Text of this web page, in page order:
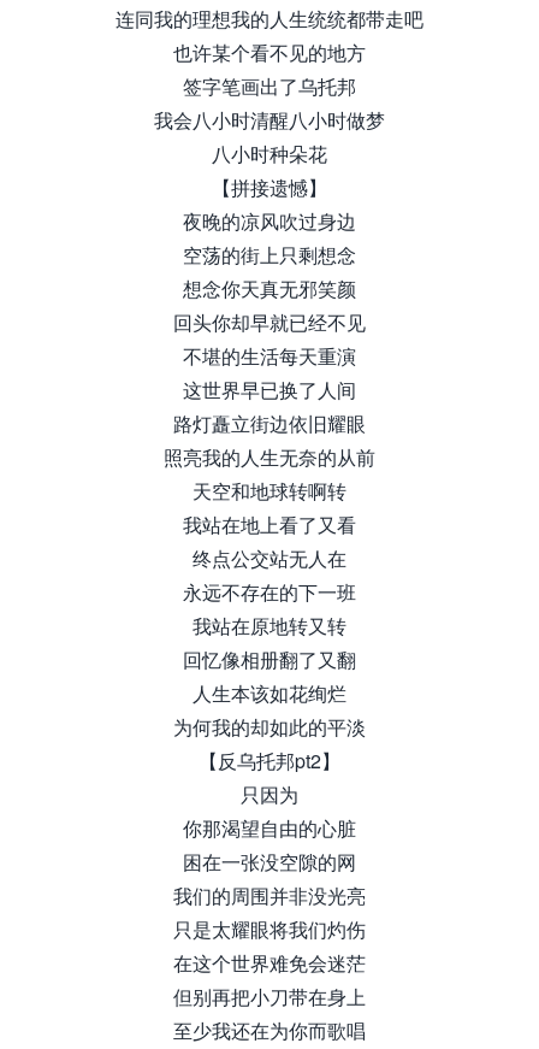
连同我的理想我的人生统统都带走吧
也许某个看不见的地方
签字笔画出了乌托邦
我会八小时清醒八小时做梦
八小时种朵花
【拼接遗憾】
夜晚的凉风吹过身边
空荡的街上只剩想念
想念你天真无邪笑颜
回头你却早就已经不见
不堪的生活每天重演
这世界早已换了人间
路灯矗立街边依旧耀眼
照亮我的人生无奈的从前
天空和地球转啊转
我站在地上看了又看
终点公交站无人在
永远不存在的下一班
我站在原地转又转
回忆像相册翻了又翻
人生本该如花绚烂
为何我的却如此的平淡
【反乌托邦pt2】
只因为
你那渴望自由的心脏
困在一张没空隙的网
我们的周围并非没光亮
只是太耀眼将我们灼伤
在这个世界难免会迷茫
但别再把小刀带在身上
至少我还在为你而歌唱